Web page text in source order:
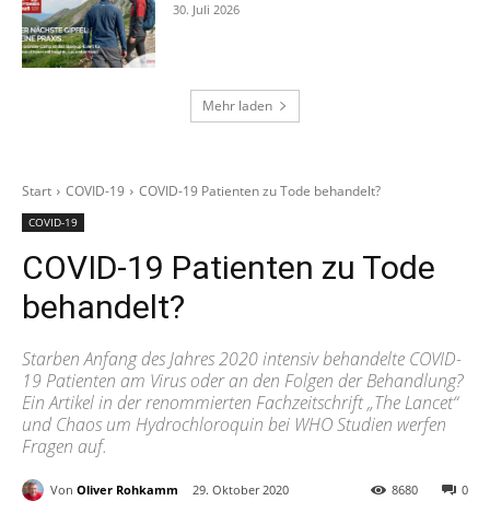
30. Juli 2026
Mehr laden